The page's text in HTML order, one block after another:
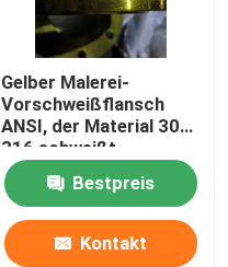
Gelber Malerei-
Vorschweißflansch
ANSI, der Material 304
316 schweißt
Bestpreis
Kontakt